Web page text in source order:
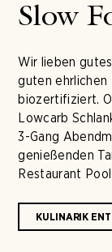
Slow
Wir lieben
guten ehrlichen
biozertifiziert.
Lowcarb
3-Gang
genießenden
Restaurant
KULINARIK